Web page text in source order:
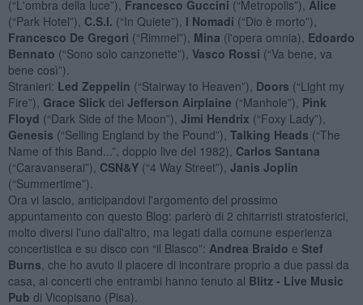
(“L'ombra della luce”), Francesco Guccini (“Metropolis”), Alice
(“Park Hotel”), C.S.I. (“In Quiete”), I Nomadi (“Dio è morto”),
Francesco De Gregori (“Rimmel”), Mina (l'opera omnia), Edoardo
Bennato (“Sono solo canzonette”), Vasco Rossi (“Va bene, va
bene così”).
Stranieri: Led Zeppelin (“Stairway to Heaven”), Doors (“Light my
Fire”), Grace Slick dei Jefferson Airplaine (“Manhole”), Pink
Floyd (“Dark Side of the Moon”), Jimi Hendrix (“Foxy Lady”),
Genesis (“Selling England by the Pound”), Talking Heads (“The
Name of this Band...”, doppio live del 1982), Carlos Santana
(“Caravanserai”), CSN&Y(“4 Way Street”), Janis Joplin
(“Summertime”).
Ora vi lascio, anticipandovi l'argomento del prossimo
appuntamento con questo Blog: parlerò di 2 chitarristi stratosferici,
molto diversi l'uno dall'altro, ma legati dalla comune esperienza
concertistica e su disco con “il Blasco”: Andrea Braido e Stef
Burns , che ho avuto il piacere di incontrare proprio a due passi da
casa, ai concerti che entrambi hanno tenuto al Blitz - Live Music
Pub di Vicopisano (Pisa).